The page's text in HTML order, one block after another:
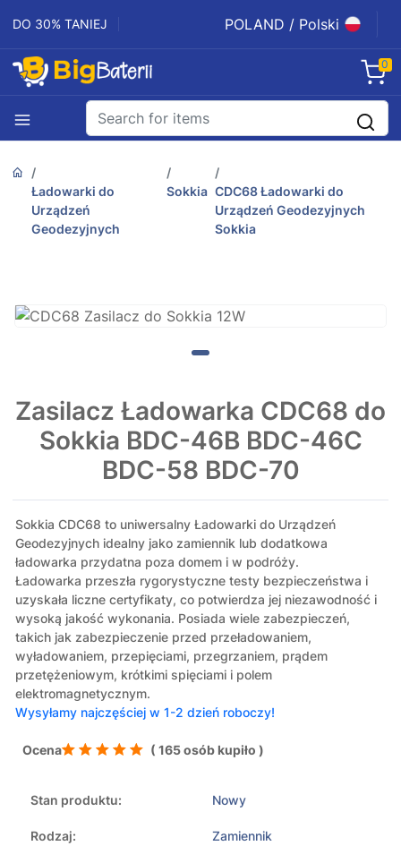
DO 30% TANIEJ POLAND / Polski
0
Ładowarki do
Urządzeń
Geodezyjnych
Sokkia CDC68 Ładowarki do
Urządzeń Geodezyjnych
Sokkia
Zasilacz Ładowarka CDC68 do
Sokkia BDC-46B BDC-46C
BDC-58 BDC-70
Sokkia CDC68 to uniwersalny Ładowarki do Urządzeń
Geodezyjnych idealny jako zamiennik lub dodatkowa
ładowarka przydatna poza domem i w podróży.
Ładowarka przeszła rygorystyczne testy bezpieczeństwa i
uzyskała liczne certyfikaty, co potwierdza jej niezawodność i
wysoką jakość wykonania. Posiada wiele zabezpieczeń,
takich jak zabezpieczenie przed przeładowaniem,
wyładowaniem, przepięciami, przegrzaniem, prądem
przetężeniowym, krótkimi spięciami i polem
elektromagnetycznym.
Wysyłamy najczęściej w 1-2 dzień roboczy!
Ocena ( 165 osób kupiło )
Stan produktu: Nowy
Rodzaj: Zamiennik